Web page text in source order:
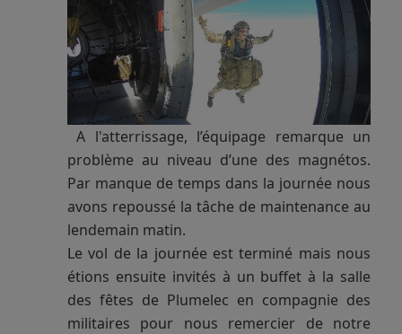
A l'atterrissage, l’équipage remarque un
problème au niveau d’une des magnétos.
Par manque de temps dans la journée nous
avons repoussé la tâche de maintenance au
lendemain matin.
Le vol de la journée est terminé mais nous
étions ensuite invités à un buffet à la salle
des fêtes de Plumelec en compagnie des
militaires pour nous remercier de notre